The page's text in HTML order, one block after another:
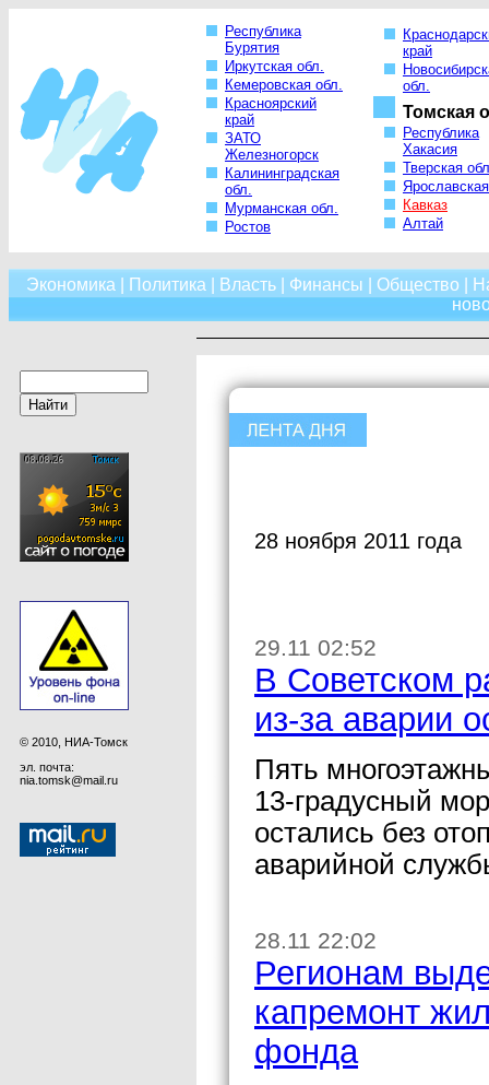
Республика
Бурятия
Иркутская обл.
Кемеровская обл.
Красноярский
край
ЗАТО
Железногорск
Калининградская
обл.
Мурманская обл.
Ростов
край
обл.
Томская
Республика
Хакасия
Тверская
Кавказ
Алтай
Экономика Политика Власть| Финансы Общество
© 2010, НИА-Томск
эл. почта:
nia.tomsk@mail.ru
28 ноября 2011 года
29.11 02:52
В Советском
из-за аварии
Пять
13-градусный
остались без
аварийной
28.11 22:02
Регионам
капремонт
фонда